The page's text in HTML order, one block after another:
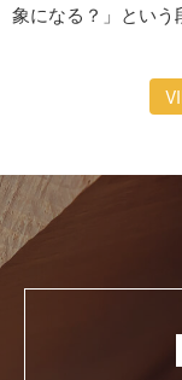
象になる？」という